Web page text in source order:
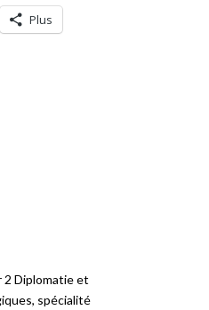
Plus
2 Diplomatie et
spécialité